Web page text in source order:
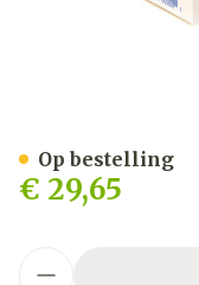
€ 29,65
Op bestelling